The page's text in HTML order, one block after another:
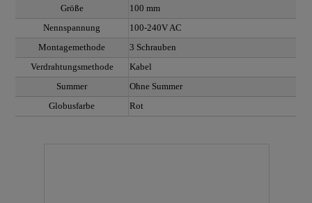
Größe
100 mm
Nennspannung
100-240V AC
Montagemethode
3 Schrauben
Verdrahtungsmethode
Kabel
Summer
Ohne Summer
Globusfarbe
Rot